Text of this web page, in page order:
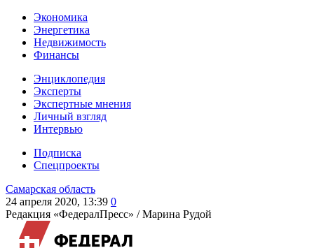
Экономика
Энергетика
Недвижимость
Финансы
Энциклопедия
Эксперты
Экспертные мнения
Личный взгляд
Интервью
Подписка
Спецпроекты
Самарская область
24 апреля 2020, 13:39 0
Редакция «ФедералПресс» /Марина Рудой